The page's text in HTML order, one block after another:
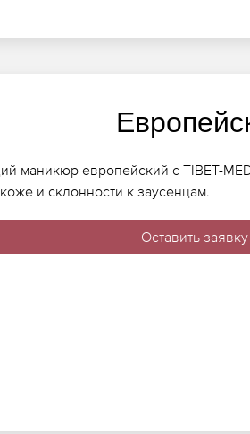
маникюр европейский с TIBET-
и склонности к заусенцам.
Оставить заявку